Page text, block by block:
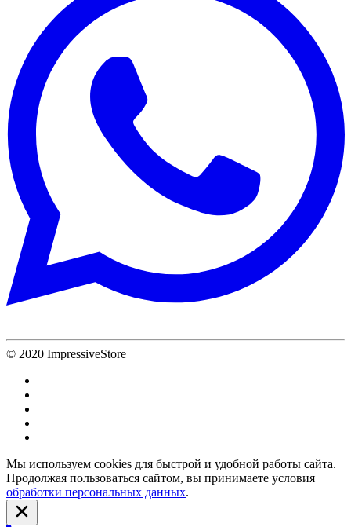
© 2020 ImpressiveStore
Мы используем cookies для быстрой и удобной работы сайта.
Продолжая пользоваться сайтом, вы принимаете условия
обработки персональных данных.